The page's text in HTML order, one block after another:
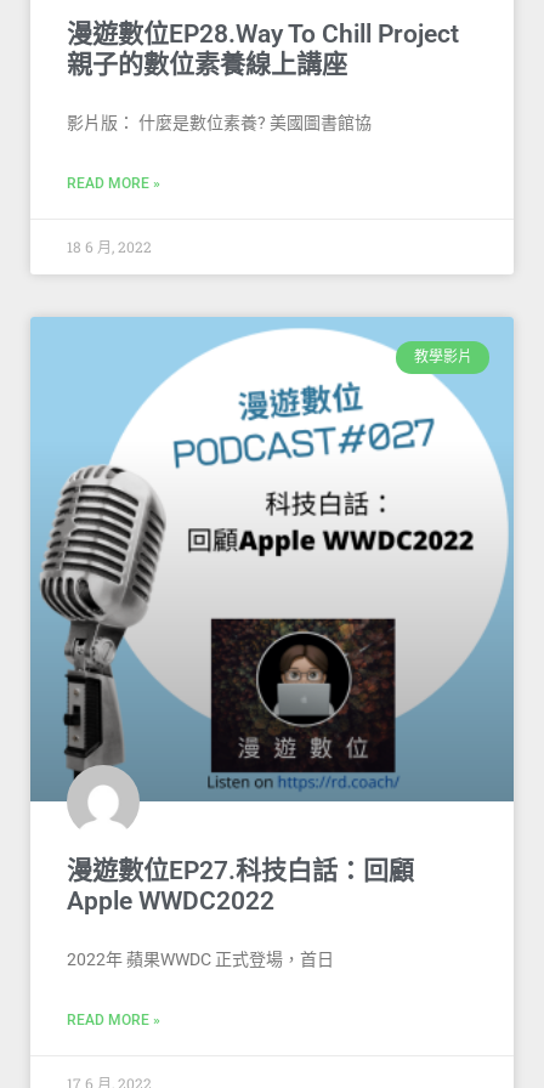
漫遊數位EP28.Way To Chill Project
親子的數位素養線上講座
影片版： 什麼是數位素養? 美國圖書館協
READ MORE »
18 6 月, 2022
教學影片
漫遊數位EP27.科技白話：回顧
Apple WWDC2022
2022年 蘋果WWDC 正式登場，首日
READ MORE »
17 6 月, 2022